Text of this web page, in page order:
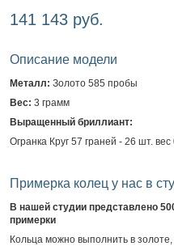
141 143 руб.
Описание модели
Металл: Золото 585 пробы
Вес: 3 грамм
Выращенный бриллиант:
Огранка Круг 57 граней - 26 шт.
Примерка колец у нас в
В нашей студии представлено
примерки
Кольца можно выполнить в